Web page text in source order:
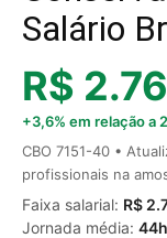
Salário
R$
+3,6% em relação a
CBO 7151-40 •
profissionais na
Faixa salarial: R$
Jornada média: